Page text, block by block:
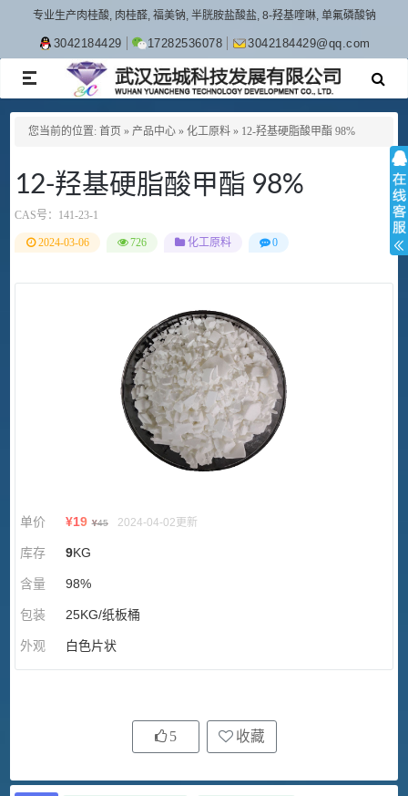
专业生产肉桂酸, 肉桂醛, 福美钠, 半胱胺盐酸盐, 8-羟基喹啉, 单氟磷酸钠
3042184429 17282536078 3042184429@qq.com
TOGGLE
NAVIGATION
您当前的位置: 首页 » 产品中心 » 化工原料 » 12-羟基硬脂酸甲酯 98%
12-羟基硬脂酸甲酯 98%
CAS号： 141-23-1
2024-03-06 726 化工原料 0
单价 ¥19 ¥45 2024-04-02更新
库存 9KG
含量 98%
包装 25KG/纸板桶
外观 白色片状
5 收藏